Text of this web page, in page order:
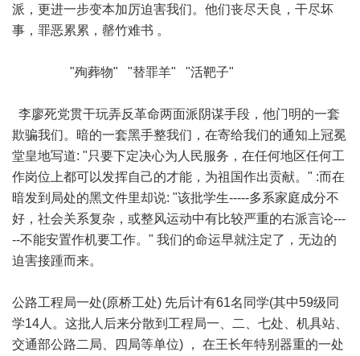
派，更进一步变本加厉迫害我们。他们丧尽天良，干尽坏
事，罪恶累累，罄竹难书 。
"殉葬物" "替罪羊" "活靶子"
李廖死党贯干玩弄反革命两面派阴谋手段，他门明的一套
欺骗我们。暗的一套黑手整我们，在寄给我们的通知上冠冕
堂皇地写道: "只要下定决心为人民服务，在任何地区任何工
作岗位上都可以发挥自己的才能，为祖国作出贡献。" :而在
暗发到局处的黑文件里却说: "该批学生-----多系家庭成分不
好，社会关系复杂，或整风运动中有比较严重的右派言论---
--不能安置作机要工作。" 我们的命运早就注定了，无边的
迫害接踵而来。
公路工程局一处(原桥工处) 先后计有61名同学(其中59级同
学14人。这批人后来分散到工程局一、二、七处、机具站、
交通部公路二局、四局等单位) ， 在王长年特别器重的一处